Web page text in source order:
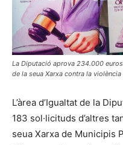
La Diputació aprova 234.000
de la seua Xarxa contra la violència
L’àrea d’Igualtat de la
183 sol·licituds d’altres
seua Xarxa de Municipis